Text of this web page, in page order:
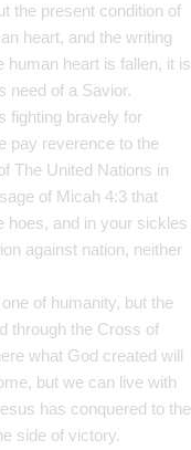
the present condition of
heart, and the writing
human heart is fallen, it is
need of a Savior.
fighting bravely for
pay reverence to the
The United Nations in
of Micah 4:3 that
hoes, and in your sickles
against nation, neither
of humanity, but the
through the Cross of
what God created will
but we can live with
has conquered to the
side of victory.